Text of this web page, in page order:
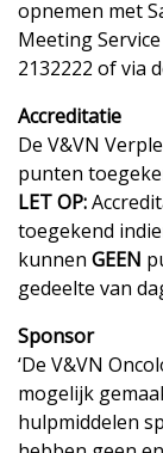
opnemen met
Meeting
2132222 of via
Accreditatie
De V&VN
punten
LET OP:
toegekend
kunnen GEEN
gedeelte van
Sponsor
‘De V&VN
mogelijk
hulpmiddelen